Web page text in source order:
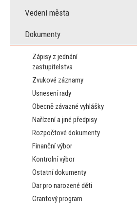
Vedení města
Dokumenty
Zápisy z jednání
zastupitelstva
Zvukové záznamy
Usnesení rady
Obecně závazné vyhlášky
Nařízení a jiné předpisy
Rozpočtové dokumenty
Finanční výbor
Kontrolní výbor
Ostatní dokumenty
Dar pro narozené děti
Grantový program